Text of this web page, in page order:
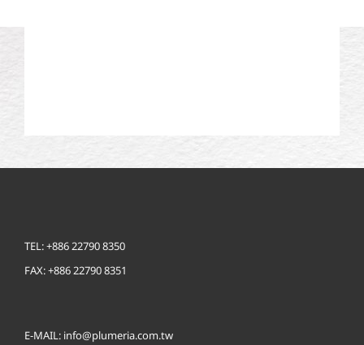
TEL: +886 22790 8350
FAX: +886 22790 8351
E-MAIL: info@plumeria.com.tw